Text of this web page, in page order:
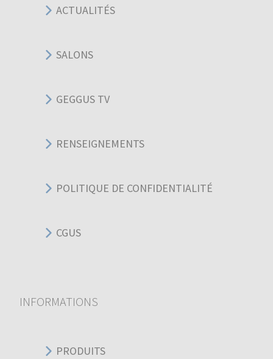
ACTUALITÉS
SALONS
GEGGUS TV
RENSEIGNEMENTS
POLITIQUE DE CONFIDENTIALITÉ
CGUS
INFORMATIONS
PRODUITS